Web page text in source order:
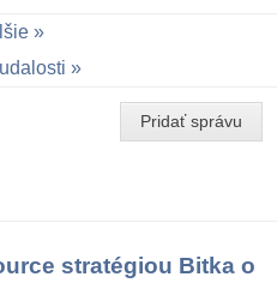
Pridať správu
stratégiou Bitka o